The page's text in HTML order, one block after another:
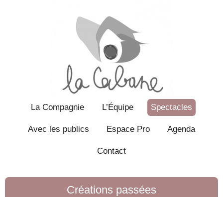
La Compagnie L’Équipe Spectacles
Avec les publics Espace Pro Agenda
Contact
Créations passées